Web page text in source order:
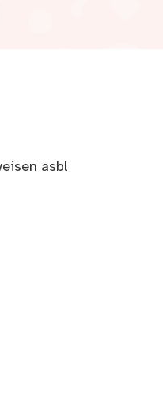
asbl